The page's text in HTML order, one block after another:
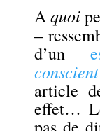
Aquoi
–
d’un
conscient
article
effet…